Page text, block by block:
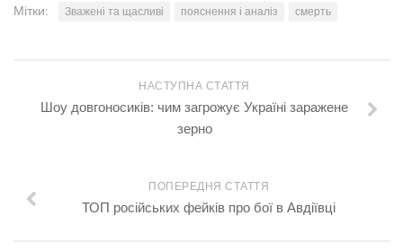
Мітки: Зважені та щасливі пояснення і аналіз смерть
НАСТУПНА СТАТТЯ
Шоу довгоносиків: чим загрожує Україні заражене
зерно
ПОПЕРЕДНЯ СТАТТЯ
ТОП російських фейків про бої в Авдіївці